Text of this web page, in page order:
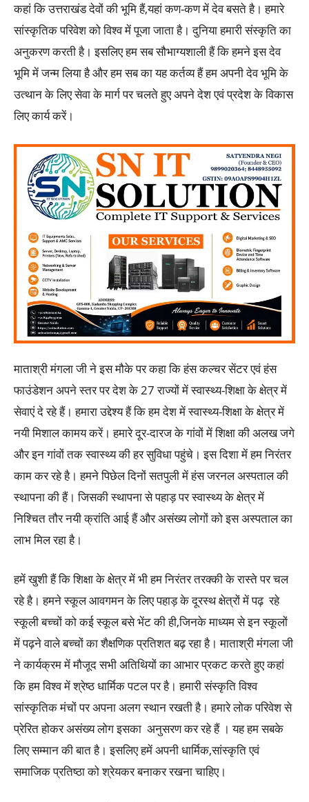
कहां कि उत्तराखंड देवों की भूमि हैं,यहां कण-कण में देव बसते है। हमारे
सांस्कृतिक परिवेश को विश्व में पूजा जाता है। दुनिया हमारी संस्कृति का
अनुकरण करती है। इसलिए हम सब सौभाग्यशाली हैं कि हमने इस देव
भूमि में जन्म लिया है और हम सब का यह कर्तव्य हैं हम अपनी देव भूमि के
उत्थान के लिए सेवा के मार्ग पर चलते हुए अपने देश एवं प्रदेश के विकास
लिए कार्य करें।
माताश्री मंगला जी ने इस मौके पर कहा कि हंस कल्चर सेंटर एवं हंस
फाउंडेशन अपने स्तर पर देश के 27 राज्यों में स्वास्थ्य-शिक्षा के क्षेत्र में
सेवाएं दे रहे हैं। हमारा उद्देश्य हैं कि हम देश में स्वास्थ्य-शिक्षा के क्षेत्र में
नयी मिशाल कामय करें। हमारे दूर-दारज के गांवों में शिक्षा की अलख जगे
और इन गांवों तक स्वास्थ्य की हर सुविधा पहुंचे। इस दिशा में हम निरंतर
काम कर रहे है। हमने पिछेल दिनों सतपुली में हंस जरनल अस्पताल की
स्थापना की हैं। जिसकी स्थापना से पहाड़ पर स्वास्थ्य के क्षेत्र में
निश्चित तौर नयी क्रांति आई हैं और असंख्य लोगों को इस अस्पताल का
लाभ मिल रहा है।
हमें खुशी हैं कि शिक्षा के क्षेत्र में भी हम निरंतर तरक्की के रास्ते पर चल
रहे है। हमने स्कूल आवगमन के लिए पहाड़ के दूरस्थ क्षेत्रों में पढ़ रहे
स्कूली बच्चों को कई स्कूल बसे भेंट की ही,जिनके माध्यम से इन स्कूलों
में पढ़ने वाले बच्चों का शैक्षणिक प्रतिशत बढ़ रहा है। माताश्री मंगला जी
ने कार्यक्रम में मौजूद सभी अतिथियों का आभार प्रकट करते हुए कहां
कि हम विश्व में श्रेष्ठ धार्मिक पटल पर है। हमारी संस्कृति विश्व
सांस्कृतिक मंचों पर अपना अलग स्थान रखती है। हमारे लोक परिवेश से
प्रेरित होकर असंख्य लोग इसका अनुसरण कर रहे हैं । यह हम सबके
लिए सम्मान की बात है। इसलिए हमें अपनी धार्मिक,सांस्कृति एवं
समाजिक प्रतिष्ठा को श्रेयकर बनाकर रखना चाहिए।